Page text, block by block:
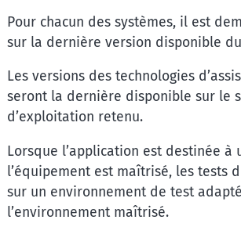
Pour chacun des systèmes, il est
sur la dernière version disponible
Les versions des technologies
seront la dernière disponible sur le
d’exploitation retenu.
Lorsque l’application est destinée à
l’équipement est maîtrisé, les tests
sur un environnement de test
l’environnement maîtrisé.